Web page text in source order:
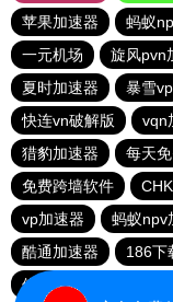
苹果加速器
蚂蚁
一元机场
旋风pvn
夏时加速器
暴雪vp
快连vn破解版
vqn
猎豹加速器
每天
免费跨墙软件
vp加速器
蚂蚁npv
酷通加速器
186下
俺来买下载站